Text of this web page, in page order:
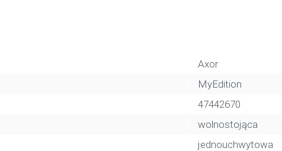
Axor
MyEdition
47442670
wolnostojąca
jednouchwytowa